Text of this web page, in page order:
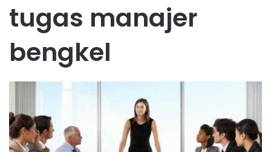
tugas manajer
bengkel